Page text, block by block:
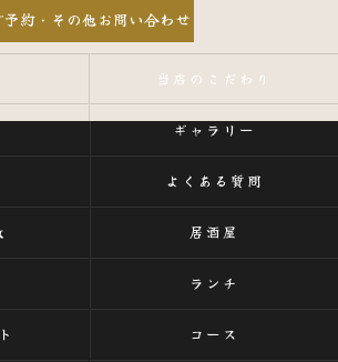
予約・その他お問い合わせ
当店のこだわり
ギャラリー
よくある質問
居酒屋
ランチ
コース